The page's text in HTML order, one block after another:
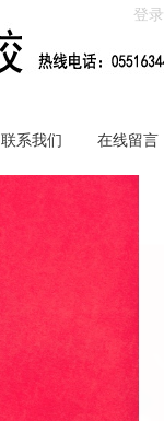
登录
联系我们 在线留言